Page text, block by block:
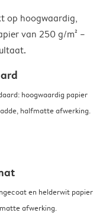
op hoogwaardig,
van 250 g/m² –
hoogwaardig papier
halfmatte afwerking.
en helderwit papier
afwerking.